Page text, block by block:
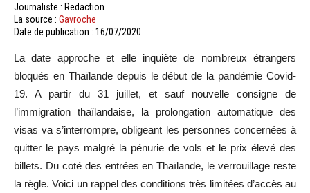
Journaliste : Redaction
La source : Gavroche
Date de publication : 16/07/2020
La date approche et elle inquiète de nombreux étrangers
bloqués en Thaïlande depuis le début de la pandémie Covid-
19. A partir du 31 juillet, et sauf nouvelle consigne de
l’immigration thaïlandaise, la prolongation automatique des
visas va s’interrompre, obligeant les personnes concernées à
quitter le pays malgré la pénurie de vols et le prix élevé des
billets. Du coté des entrées en Thaïlande, le verrouillage reste
la règle. Voici un rappel des conditions très limitées d’accès au